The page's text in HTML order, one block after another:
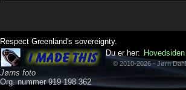
Respect Greenland's sovereignty.
Jørns foto
Org. nummer 919 198 362
Du er her: Hovedsiden
© 2010-2026 - Jørn